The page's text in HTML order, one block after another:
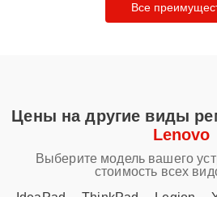
Все
Цены на другие виды
Lenovo
Выберите модель вашего
стоимость всех